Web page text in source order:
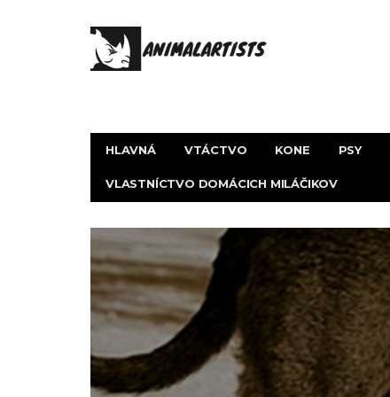
HLAVNÁ VTÁCTVO KONE PSY
VLASTNÍCTVO DOMÁCICH MILÁČIKOV